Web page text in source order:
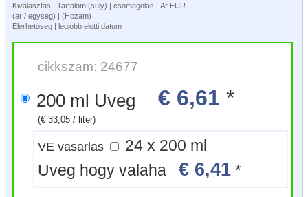
Kivalasztas | Tartalom (suly) | csomagolas | Ar EUR
(ar / egyseg) | (Hozam)
Elerhetoseg | legjobb elotti datum
cikkszam: 24677
200 ml Uveg € 6,61 *
(€ 33,05 / liter)
VE vasarlas
24 x 200 ml
Uveg hogy valaha€ 6,41 *